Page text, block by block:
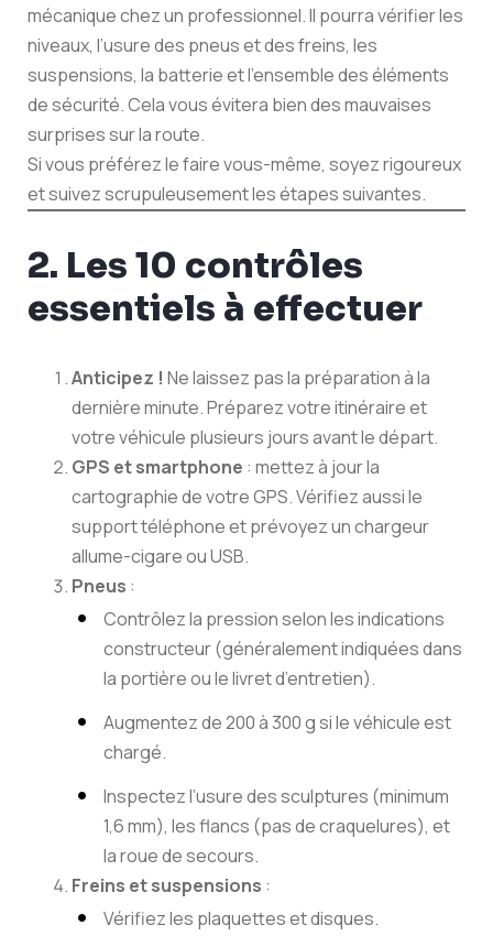
mécanique chez un professionnel. Il pourra vérifier les
niveaux, l’usure des pneus et des freins, les
suspensions, la batterie et l’ensemble des éléments
de sécurité. Cela vous évitera bien des mauvaises
surprises sur la route.
Si vous préférez le faire vous-même, soyez rigoureux
et suivez scrupuleusement les étapes suivantes.
2. Les 10 contrôles
essentiels à effectuer
Anticipez ! Ne laissez pas la préparation à la
dernière minute. Préparez votre itinéraire et
votre véhicule plusieurs jours avant le départ.
GPS et smartphone : mettez à jour la
cartographie de votre GPS. Vérifiez aussi le
support téléphone et prévoyez un chargeur
allume-cigare ou USB.
Pneus :
Contrôlez la pression selon les indications
constructeur (généralement indiquées dans
la portière ou le livret d’entretien).
Augmentez de 200 à 300 g si le véhicule est
chargé.
Inspectez l’usure des sculptures (minimum
1,6 mm), les flancs (pas de craquelures), et
la roue de secours.
Freins et suspensions :
Vérifiez les plaquettes et disques.